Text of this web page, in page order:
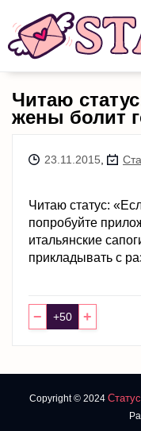
Читаю
жены болит
23.11.2015
Читаю статус:
попробуйте
итальянские
прикладывать с
− +
Copyright © 2024